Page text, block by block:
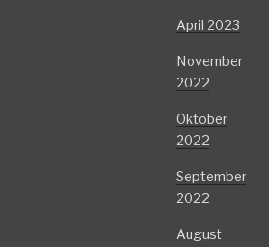
April 2023
November
2022
Oktober
2022
September
2022
August